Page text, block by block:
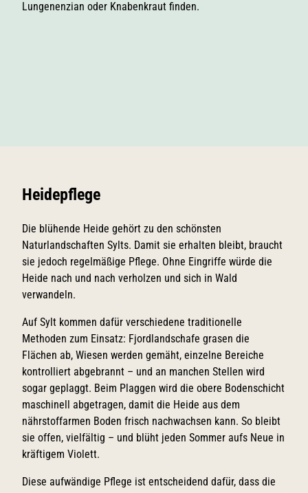
Lungenenzian oder Knabenkraut finden.
Heidepflege
Die blühende Heide gehört zu den schönsten
Naturlandschaften Sylts. Damit sie erhalten bleibt, braucht
sie jedoch regelmäßige Pflege. Ohne Eingriffe würde die
Heide nach und nach verholzen und sich in Wald
verwandeln.
Auf Sylt kommen dafür verschiedene traditionelle
Methoden zum Einsatz: Fjordlandschafe grasen die
Flächen ab, Wiesen werden gemäht, einzelne Bereiche
kontrolliert abgebrannt – und an manchen Stellen wird
sogar geplaggt. Beim Plaggen wird die obere Bodenschicht
maschinell abgetragen, damit die Heide aus dem
nährstoffarmen Boden frisch nachwachsen kann. So bleibt
sie offen, vielfältig – und blüht jeden Sommer aufs Neue in
kräftigem Violett.
Diese aufwändige Pflege ist entscheidend dafür, dass die